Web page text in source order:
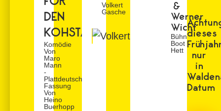
DEN
KOHSTALL
Komödie
Von
Maro
Mann
-
Plattdeutsche
Fassung
Von
Heino
Buerhopp
dieses
nur
in
Datum
Volkert
Gasche
&
Werner
Wicht
Bühn
Boot
Hett